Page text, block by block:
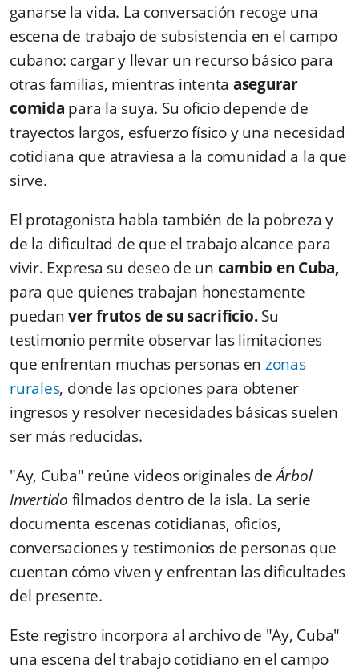
ganarse la vida. La conversación recoge una
escena de trabajo de subsistencia en el campo
cubano: cargar y llevar un recurso básico para
otras familias, mientras intenta asegurar
comida para la suya. Su oficio depende de
trayectos largos, esfuerzo físico y una necesidad
cotidiana que atraviesa a la comunidad a la que
sirve.
El protagonista habla también de la pobreza y
de la dificultad de que el trabajo alcance para
vivir. Expresa su deseo de un cambio en Cuba,
para que quienes trabajan honestamente
puedanver frutos de su sacrificio.Su
testimonio permite observar las limitaciones
que enfrentan muchas personas en zonas
rurales, donde las opciones para obtener
ingresos y resolver necesidades básicas suelen
ser más reducidas.
"Ay, Cuba" reúne videos originales deÁrbol
Invertido filmados dentro de la isla. La serie
documenta escenas cotidianas, oficios,
conversaciones y testimonios de personas que
cuentan cómo viven y enfrentan las dificultades
del presente.
Este registro incorpora al archivo de "Ay, Cuba"
una escena del trabajo cotidiano en el campo